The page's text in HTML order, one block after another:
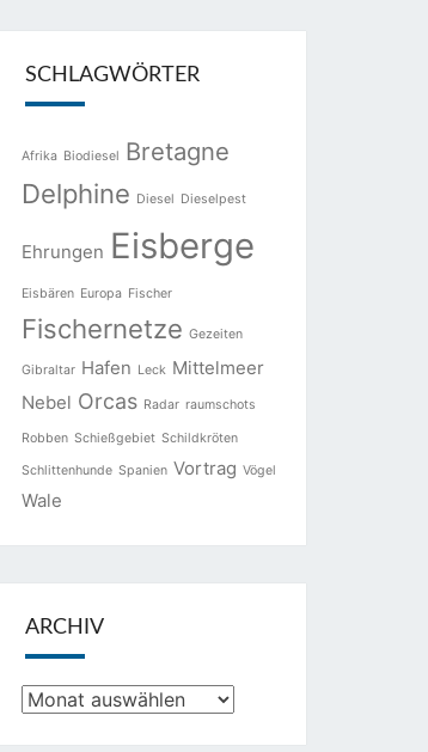
SCHLAGWÖRTER
Afrika Biodiesel Bretagne
Delphine Diesel Dieselpest
Ehrungen Eisberge
Eisbären Europa Fischer
Fischernetze Gezeiten
Gibraltar Hafen Leck Mittelmeer
Nebel Orcas Radar raumschots
Robben Schießgebiet Schildkröten
Schlittenhunde Spanien Vortrag Vögel
Wale
ARCHIV
Archiv